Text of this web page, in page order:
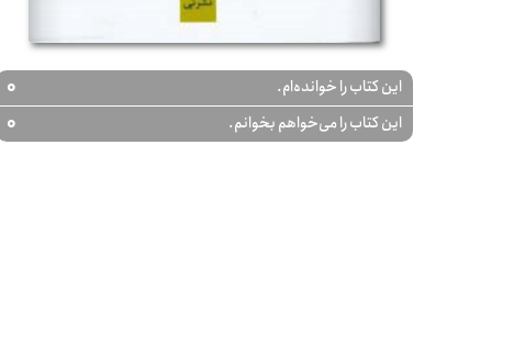
این کتاب را خوانده‌ام. 0
این کتاب را می‌خواهم بخوانم. 0